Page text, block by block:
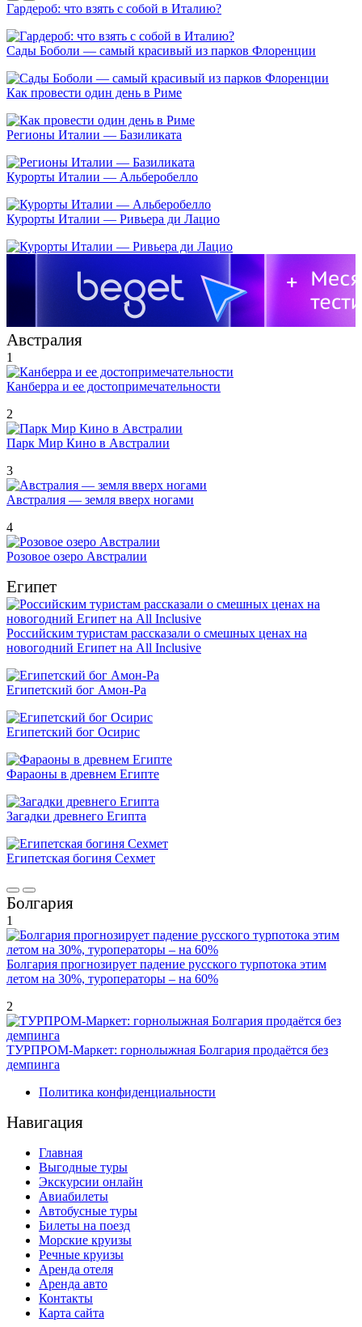
Гардероб: что взять с собой в Италию?
Сады Боболи — самый красивый из парков Флоренции
Как провести один день в Риме
Регионы Италии — Базиликата
Курорты Италии — Альберобелло
Курорты Италии — Ривьера ди Лацио
Австралия
1
Канберра и ее достопримечательности
2
Парк Мир Кино в Австралии
3
Австралия — земля вверх ногами
4
Розовое озеро Австралии
Египет
Российским туристам рассказали о смешных ценах на
новогодний Египет на All Inclusive
Египетский бог Амон-Ра
Египетский бог Осирис
Фараоны в древнем Египте
Загадки древнего Египта
Египетская богиня Сехмет
Болгария
1
Болгария прогнозирует падение русского турпотока этим
летом на 30%, туроператоры – на 60%
2
ТУРПРОМ-Маркет: горнолыжная Болгария продаётся без
демпинга
Политика конфиденциальности
Навигация
Главная
Выгодные туры
Экскурсии онлайн
Авиабилеты
Автобусные туры
Билеты на поезд
Морские круизы
Речные круизы
Аренда отеля
Аренда авто
Контакты
Карта сайта